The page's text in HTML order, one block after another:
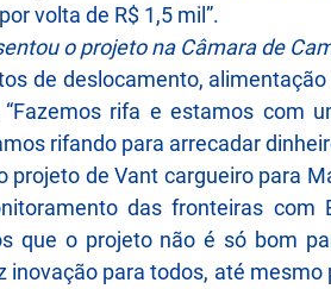
volta de R$ 1,5 mil”.
o projeto na Câmara de
de deslocamento,
rifa e estamos com
rifando para arrecadar
projeto de Vant cargueiro para
das fronteiras com
que o projeto não é só bom
inovação para todos, até